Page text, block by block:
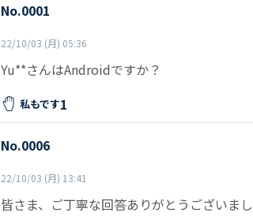
No.0001
22/10/03 (月) 05:36
Yu**さんはAndroidですか？
私もです1
No.0006
22/10/03 (月) 13:41
皆さま、ご丁寧な回答ありがとうございまし